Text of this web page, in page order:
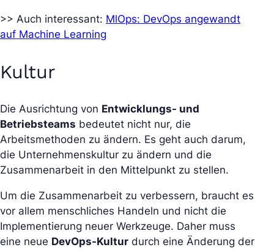
>> Auch interessant: MlOps: DevOps angewandt
auf Machine Learning
Kultur
Die Ausrichtung von Entwicklungs- und
Betriebsteams bedeutet nicht nur, die
Arbeitsmethoden zu ändern. Es geht auch darum,
die Unternehmenskultur zu ändern und die
Zusammenarbeit in den Mittelpunkt zu stellen.
Um die Zusammenarbeit zu verbessern, braucht es
vor allem menschliches Handeln und nicht die
Implementierung neuer Werkzeuge. Daher muss
eine neue DevOps-Kultur durch eine Änderung der